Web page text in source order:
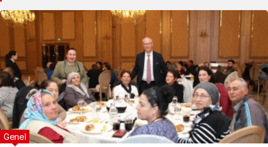
Genel